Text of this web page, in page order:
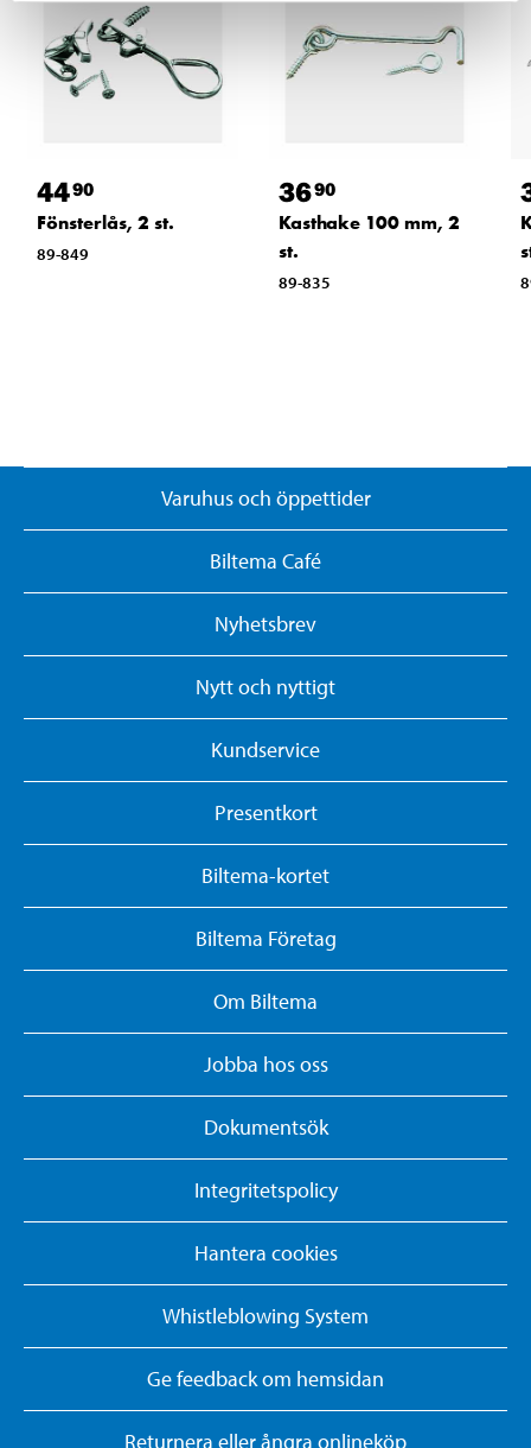
4490
Fönsterlås, 2 st.
89-849
3690
Kasthake 100 mm, 2
st.
89-835
Varuhus och öppettider
Biltema Café
Nyhetsbrev
Nytt och nyttigt
Kundservice
Presentkort
Biltema-kortet
Biltema Företag
Om Biltema
Jobba hos oss
Dokumentsök
Integritetspolicy
Hantera cookies
Whistleblowing System
Ge feedback om hemsidan
Returnera eller ångra onlineköp